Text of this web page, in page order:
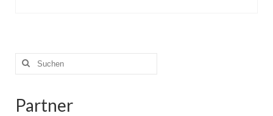
Suche
nach:
Partner